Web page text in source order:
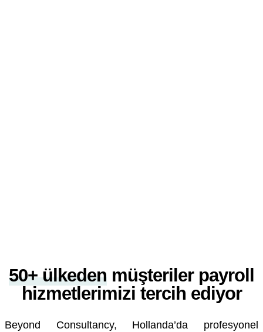
50+ ülkeden müşteriler payroll
hizmetlerimizi tercih ediyor
Beyond Consultancy, Hollanda’da profesyonel